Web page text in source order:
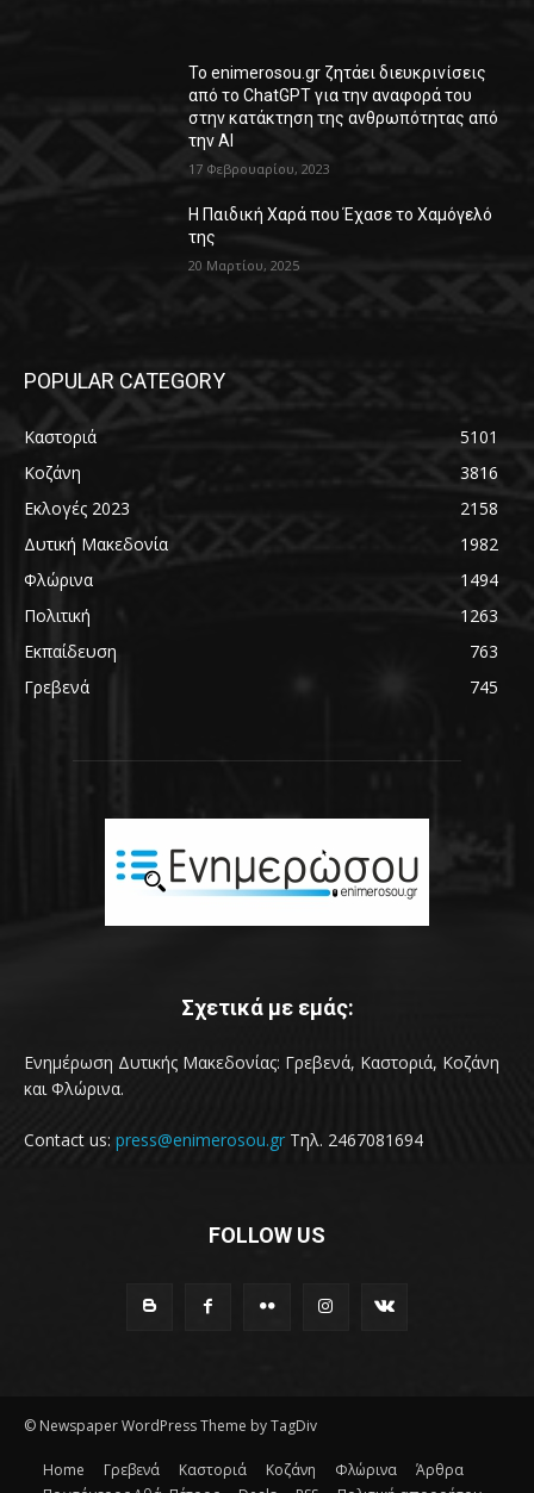
Το enimerosou.gr ζητάει διευκρινίσεις
από το ChatGPT για την αναφορά του
στην κατάκτηση της ανθρωπότητας από
την AI
17 Φεβρουαρίου, 2023
Η Παιδική Χαρά που Έχασε το Χαμόγελό
της
20 Μαρτίου, 2025
POPULAR CATEGORY
Καστοριά
5101
Κοζάνη
3816
Εκλογές 2023
2158
Δυτική Μακεδονία
1982
Φλώρινα
1494
Πολιτική
1263
Εκπαίδευση
763
Γρεβενά
745
Σχετικά με εμάς:
Ενημέρωση Δυτικής Μακεδονίας: Γρεβενά, Καστοριά, Κοζάνη
και Φλώρινα.
Contact us: press@enimerosou.gr Τηλ. 2467081694
FOLLOW US
© Newspaper WordPress Theme by TagDiv
Home Γρεβενά Καστοριά Κοζάνη Φλώρινα
Άρθρα